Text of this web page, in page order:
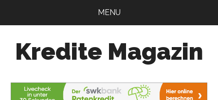
MENU
Kredite Magazin
für
Ihren